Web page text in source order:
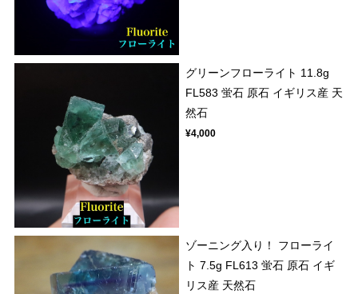
グリーンフローライト 11.8g
FL583 蛍石 原石 イギリス産 天
然石
¥4,000
ゾーニング入り！ フローライ
ト 7.5g FL613 蛍石 原石 イギ
リス産 天然石